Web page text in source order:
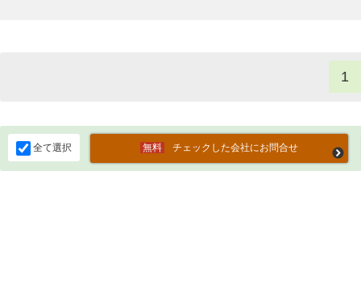
1
全て選択 チェックした会社にお問合せ